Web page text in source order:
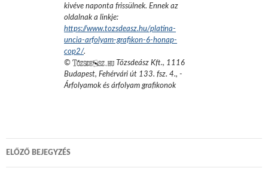
kivéve naponta frissülnek. Ennek az
oldalnak a linkje:
https://www.tozsdeasz.hu/platina-
uncia-arfolyam-grafikon-6-honap-
cop2/.
©
Tőzsdeász Kft., 1116
Budapest, Fehérvári út 133. fsz. 4., -
Árfolyamok és árfolyam grafikonok
Bejegyzés
navigáció
ELŐZŐ BEJEGYZÉS